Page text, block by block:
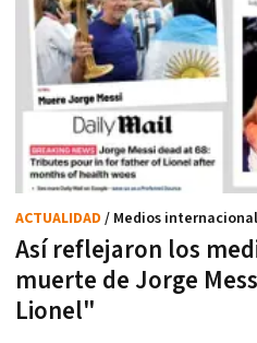
Así reflejaron los
muerte de Jorge
Lionel"
ACTUALIDAD / Medios